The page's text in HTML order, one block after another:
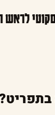
לראש השנה